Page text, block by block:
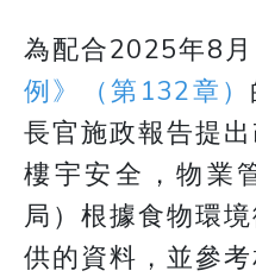
為配合2025年8月
例》（第132章）
長官施政報告提
樓宇安全，物業
局）根據食物環
供的資料，並參